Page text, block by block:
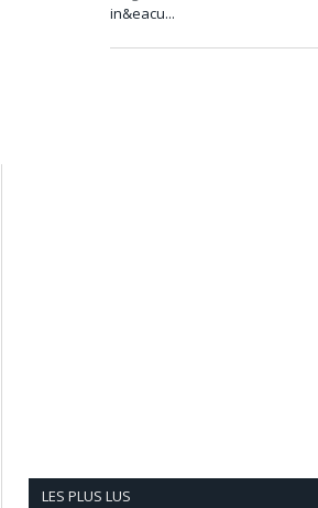
in&eacu...
LES PLUS LUS